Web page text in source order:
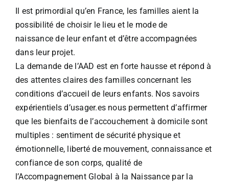
Il est primordial qu’en France, les familles aient la
possibilité de choisir le lieu et le mode de
naissance de leur enfant et d’être accompagnées
dans leur projet.
La demande de l’AAD est en forte hausse et répond à
des attentes claires des familles concernant les
conditions d’accueil de leurs enfants. Nos savoirs
expérientiels d’usager.es nous permettent d’affirmer
que les bienfaits de l’accouchement à domicile sont
multiples : sentiment de sécurité physique et
émotionnelle, liberté de mouvement, connaissance et
confiance de son corps, qualité de
l’Accompagnement Global à la Naissance par la